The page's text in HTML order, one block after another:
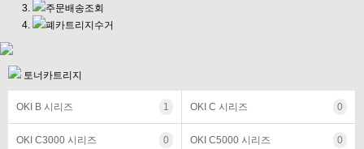
주문배송조회
폐카트리지수거
토너카트리지
OKI B 시리즈 1 OKI C 시리즈 0
OKI C3000 시리즈 0 OKI C5000 시리즈 0